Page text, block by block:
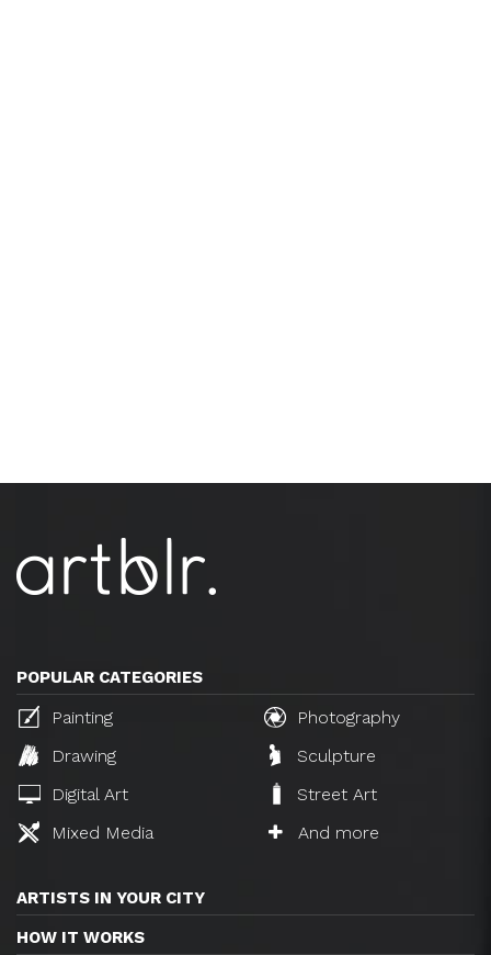
POPULAR CATEGORIES
Painting
Photography
Drawing
Sculpture
Digital Art
Street Art
Mixed Media
And more
ARTISTS IN YOUR CITY
HOW IT WORKS